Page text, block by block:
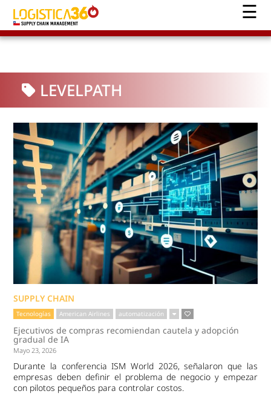
LEVELPATH
SUPPLY CHAIN
Tecnologías American Airlines automatización
Ejecutivos de compras recomiendan cautela y adopción
gradual de IA
Mayo 23, 2026
Durante la conferencia ISM World 2026, señalaron que las
empresas deben definir el problema de negocio y empezar
con pilotos pequeños para controlar costos.